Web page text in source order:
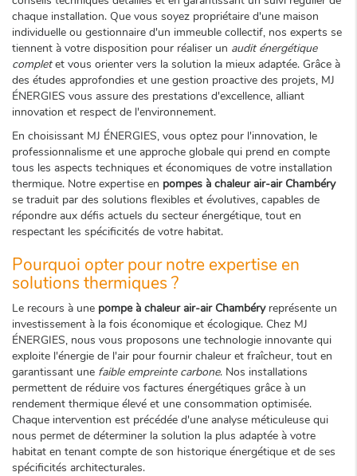
chaque installation. Que vous soyez propriétaire d'une maison
individuelle ou gestionnaire d'un immeuble collectif, nos experts se
tiennent à votre disposition pour réaliser un audit énergétique
completet vous orienter vers la solution la mieux adaptée. Grâce à
des études approfondies et une gestion proactive des projets, MJ
ÉNERGIES vous assure des prestations d'excellence, alliant
innovation et respect de l'environnement.
En choisissant MJ ÉNERGIES, vous optez pour l'innovation, le
professionnalisme et une approche globale qui prend en compte
tous les aspects techniques et économiques de votre installation
thermique. Notre expertise en pompes à chaleur air-air Chambéry
se traduit par des solutions flexibles et évolutives, capables de
répondre aux défis actuels du secteur énergétique, tout en
respectant les spécificités de votre habitat.
Pourquoi opter pour notre expertise en
solutions thermiques ?
Le recours à une pompe à chaleur air-air Chambéryreprésente un
investissement à la fois économique et écologique. Chez MJ
ÉNERGIES, nous vous proposons une technologie innovante qui
exploite l'énergie de l'air pour fournir chaleur et fraîcheur, tout en
garantissant une faible empreinte carbone. Nos installations
permettent de réduire vos factures énergétiques grâce à un
rendement thermique élevé et une consommation optimisée.
Chaque intervention est précédée d'une analyse méticuleuse qui
nous permet de déterminer la solution la plus adaptée à votre
habitat en tenant compte de son historique énergétique et de ses
spécificités architecturales.